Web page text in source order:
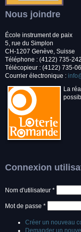
Nous joindre
École instrument de paix
5, rue du Simplon
CH-1207 Genève, Suisse
Téléphone : (4122) 735-
Télécopieur : (4122) 735-
Courrier électronique :
La
Connexion
Nom d'utilisateur *
Mot de passe *
Créer un nouveau
Demander un